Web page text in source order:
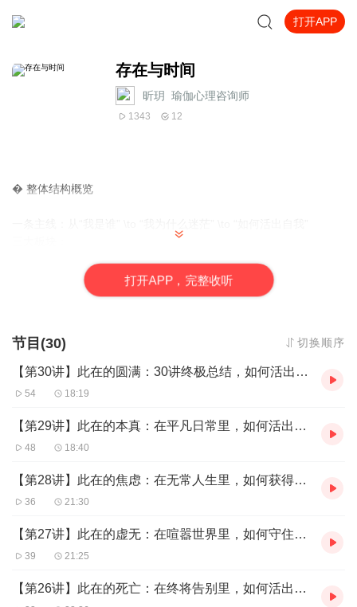
打开APP
存在与时间
昕玥_瑜伽心理咨询师
1343 12
� 整体结构概览
1. 认清现状：我们是如何在“大众”里迷失的？
3. 终极出路：如何做自己，且承担责任？
打开APP，完整收听
节目(30) 切换顺序
【第30讲】此在的圆满：30讲终极总结，如何活出无悔且完整的一生？
54 18:19
【第29讲】此在的本真：在平凡日常里，如何活出生命的最高级状态？
48 18:40
【第28讲】此在的焦虑：在无常人生里，如何获得内心的从容与安宁
36 21:30
【第27讲】此在的虚无：在喧嚣世界里，如何守住生命的本真与意义
39 21:25
【第26讲】此在的死亡：在终将告别里，如何活出生命的终极笃定